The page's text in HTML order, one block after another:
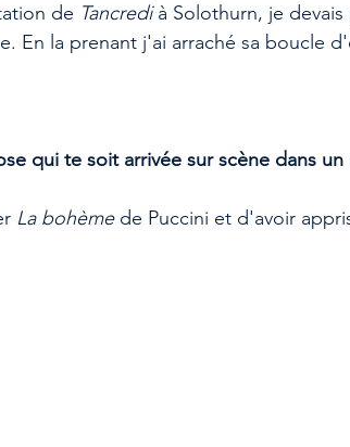
de Tancredi à Solothurn, je
En la prenant j'ai arraché sa boucle
qui te soit arrivée sur scène dans un
La bohème de Puccini et d'avoir